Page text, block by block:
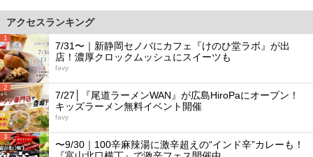
アクセスランキング
1
7/31〜｜新静岡セノバにカフェ『けのひ堂ラボ』が出
店！濃厚クロックムッシュにスイーツも
favy
2
7/27│『尾道ラーメンWAN』が広島HiroPaにオープン！
キッズラーメン無料イベント開催
favy
3
〜9/30｜100辛麻辣湯に激辛超えの“インド辛”カレーも！